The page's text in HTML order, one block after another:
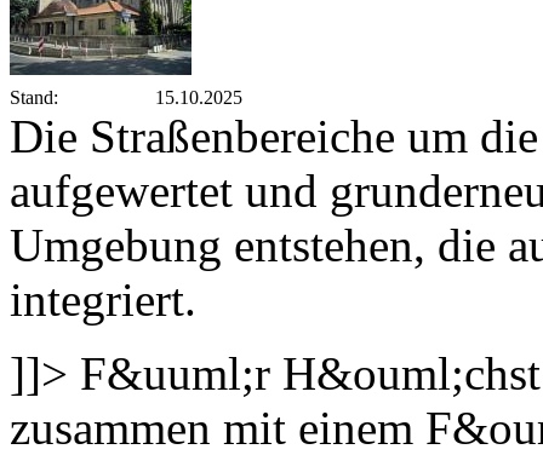
Stand: 15.10.2025
Die Straßenbereiche um
aufgewertet und
Umgebung entstehen, die
integriert.
]]> F&uuml;r
zusammen mit einem